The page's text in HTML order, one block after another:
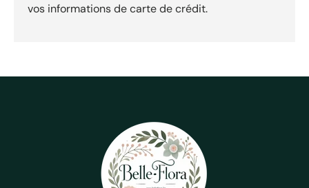
vos informations de carte de crédit.